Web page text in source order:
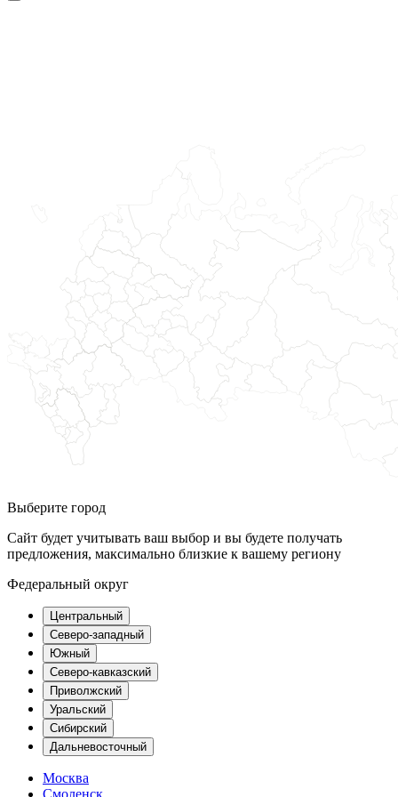
Выберите город
Сайт будет учитывать ваш выбор и вы будете получать
предложения, максимально близкие к вашему региону
Федеральный округ
Центральный
Северо-западный
Южный
Северо-кавказский
Приволжский
Уральский
Сибирский
Дальневосточный
Москва
Смоленск